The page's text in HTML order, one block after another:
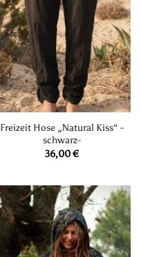
Freizeit Hose „Natural Kiss“ -
schwarz-
36,00€